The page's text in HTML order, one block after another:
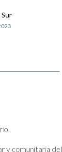
y comunitaria del